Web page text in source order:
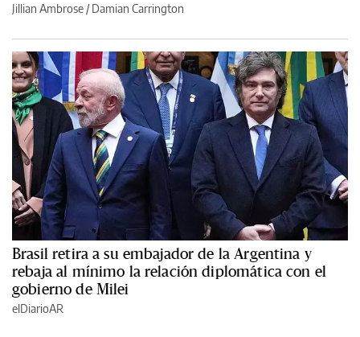
Jillian Ambrose / Damian Carrington
Brasil retira a su embajador de la Argentina y
rebaja al mínimo la relación diplomática con el
gobierno de Milei
elDiarioAR